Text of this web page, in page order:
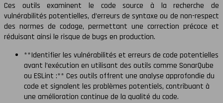
Ces outils examinent le code source à la recherche de
vulnérabilités potentielles, d’erreurs de syntaxe ou de non-respect
des normes de codage, permettant une correction précoce et
réduisant ainsi le risque de bugs en production.
**Identifier les vulnérabilités et erreurs de code potentielles
avant l’exécution en utilisant des outils comme SonarQube
ou ESLint :** Ces outils offrent une analyse approfondie du
code et signalent les problèmes potentiels, contribuant à
une amélioration continue de la qualité du code.